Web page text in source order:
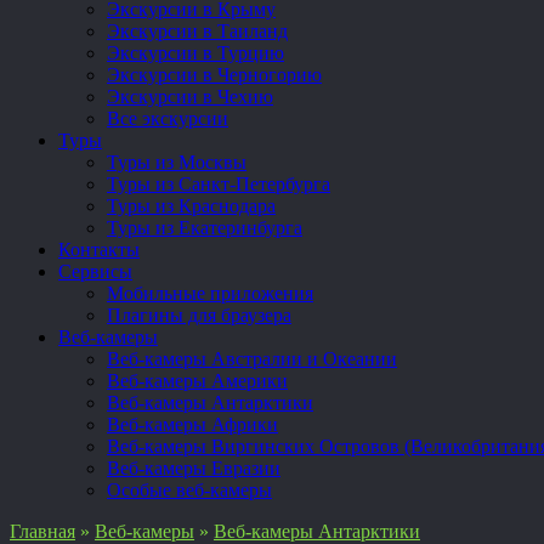
Экскурсии в Крыму
Экскурсии в Таиланд
Экскурсии в Турцию
Экскурсии в Черногорию
Экскурсии в Чехию
Все экскурсии
Туры
Туры из Москвы
Туры из Санкт-Петербурга
Туры из Краснодара
Туры из Екатеринбурга
Контакты
Сервисы
Мобильные приложения
Плагины для браузера
Веб-камеры
Веб-камеры Австралии и Океании
Веб-камеры Америки
Веб-камеры Антарктики
Веб-камеры Африки
Веб-камеры Виргинских Островов
Веб-камеры Евразии
Особые веб-камеры
Главная » Веб-камеры » Веб-камеры Антарктики